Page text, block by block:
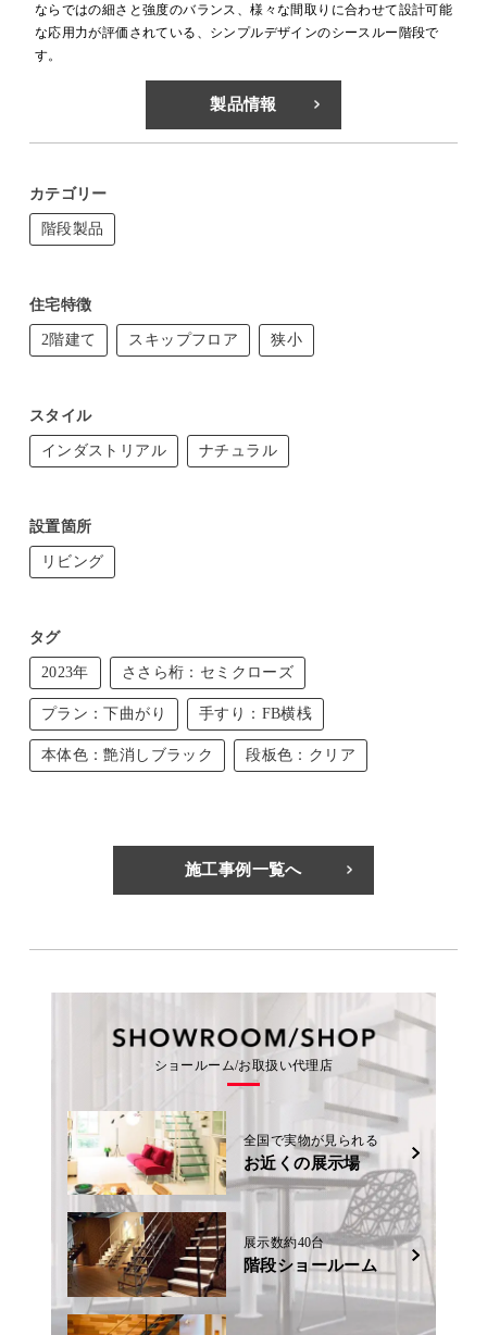
ならではの細さと強度のバランス、様々な間取りに合わせて設計可能
な応用力が評価されている、シンプルデザインのシースルー階段で
す。
製品情報
カテゴリー
階段製品
住宅特徴
2階建て スキップフロア 狭小
スタイル
インダストリアル ナチュラル
設置箇所
リビング
タグ
2023年 ささら桁：セミクローズ
プラン：下曲がり 手すり：FB横桟
本体色：艶消しブラック 段板色：クリア
施工事例一覧へ
ショールーム/お取扱い代理店
全国で実物が見られる
お近くの展示場
展示数約40台
階段ショールーム